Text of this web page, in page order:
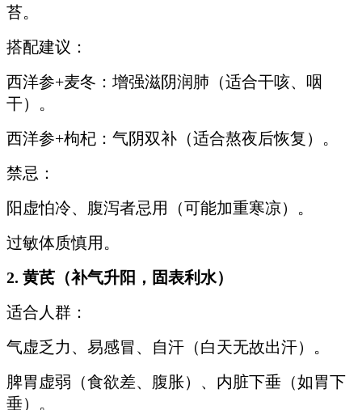
苔。
搭配建议：
西洋参+麦冬：增强滋阴润肺（适合干咳、咽
干）。
西洋参+枸杞：气阴双补（适合熬夜后恢复）。
禁忌：
阳虚怕冷、腹泻者忌用（可能加重寒凉）。
过敏体质慎用。
2. 黄芪（补气升阳，固表利水）
适合人群：
气虚乏力、易感冒、自汗（白天无故出汗）。
脾胃虚弱（食欲差、腹胀）、内脏下垂（如胃下
垂）。